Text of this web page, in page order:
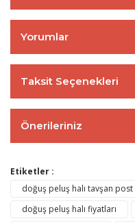
Yorumlar
Taksit Seçenekleri
Önerileriniz
Etiketler :
doğuş peluş halı tavşan post
doğuş peluş halı fiyatları